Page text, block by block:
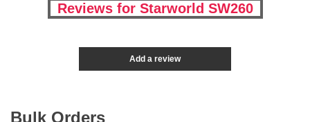
Reviews for Starworld SW260
Add a review
Bulk Orders